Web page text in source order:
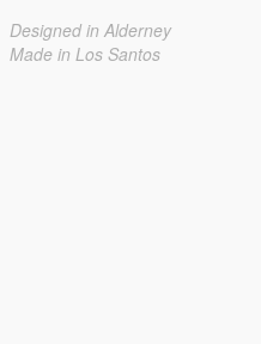
Designed in Alderney
Made in Los Santos